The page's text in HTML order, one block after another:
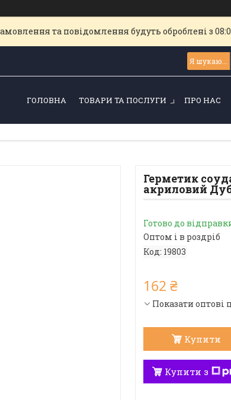
та повідомлення будуть оброблені з
ГОЛОВНА ТОВАРИ ТА ПОСЛУГИ ПРО НАС
Герметик
акриловий
Готово до
Оптом і в роздріб
Код: 19803
162 ₴
Показати оптові
Купити
Купити з